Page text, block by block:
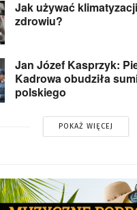
Jak używać
zdrowiu?
Jan Józef Kasprzyk:
Kadrowa obudziła
polskiego
POKAŻ WIĘCEJ